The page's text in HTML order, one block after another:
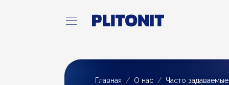
Главная О нас Часто